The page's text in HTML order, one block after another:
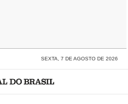
SEXTA, 7 DE AGOSTO DE 2026